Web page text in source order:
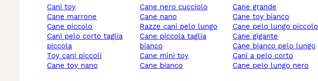
cani toy
cane marrone
cane piccolo
cani pelo corto taglia
piccola
toy cani piccoli
cane toy nano
cane nero cucciolo
cane nano
razze cani pelo lungo
cane piccola taglia
bianco
cane mini toy
cane bianco
cane grande
cane toy bianco
cane pelo lungo piccolo
cane gigante
cane bianco pelo lungo
cani a pelo corto
cane pelo lungo nero